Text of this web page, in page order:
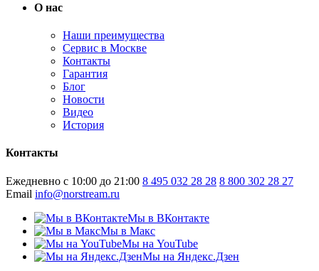
О нас
Наши преимущества
Сервис в Москве
Контакты
Гарантия
Блог
Новости
Видео
История
Контакты
Ежедневно с 10:00 до 21:00 8 495 032 28 28 8 800 302 28 27
Email info@norstream.ru
Мы в ВКонтакте
Мы в Макс
Мы на YouTube
Мы на Яндекс.Дзен